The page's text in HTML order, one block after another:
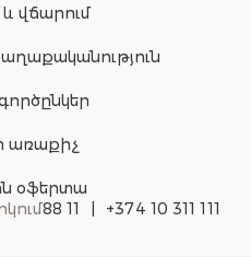
վճարում
առաքիչ
օֆերտա
88 11 +374 10 311 111